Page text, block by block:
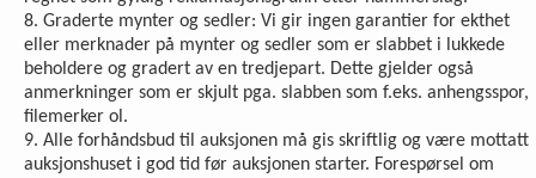
8. Graderte mynter og sedler: Vi gir ingen garantier for ekthet
eller merknader på mynter og sedler som er slabbet i lukkede
beholdere og gradert av en tredjepart. Dette gjelder også
anmerkninger som er skjult pga. slabben som f.eks. anhengsspor,
filemerker ol.
9. Alle forhåndsbud til auksjonen må gis skriftlig og være mottatt
auksjonshuset i god tid før auksjonen starter. Forespørsel om